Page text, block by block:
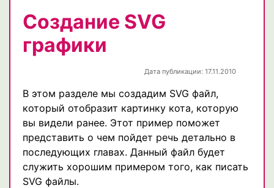
Создание SVG
графики
Дата публикации: 17.11.2010
В этом разделе мы создадим SVG файл,
который отобразит картинку кота, которую
вы видели ранее. Этот пример поможет
представить о чем пойдет речь детально в
последующих главах. Данный файл будет
служить хорошим примером того, как писать
SVG файлы.